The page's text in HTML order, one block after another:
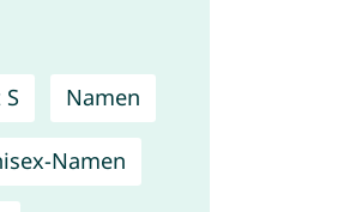
Namen
Namen